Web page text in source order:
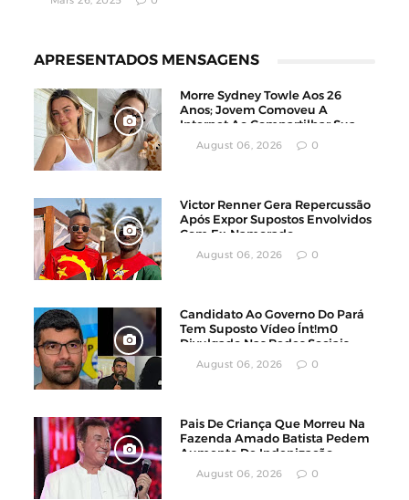
APRESENTADOS MENSAGENS
Morre Sydney Towle Aos 26
Anos; Jovem Comoveu A
Internet Ao Compartilhar Sua
Luta Contra O Câncer
August 06, 2026 0
Victor Renner Gera Repercussão
Após Expor Supostos Envolvidos
Com Ex-Namorado
August 06, 2026 0
Candidato Ao Governo Do Pará
Tem Suposto Vídeo Ínt!m0
Divulgado Nas Redes Sociais
August 06, 2026 0
Pais De Criança Que Morreu Na
Fazenda Amado Batista Pedem
Aumento De Indenização
August 06, 2026 0